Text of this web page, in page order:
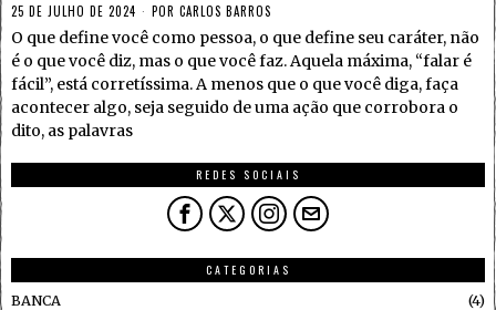
25 DE JULHO DE 2024 POR CARLOS BARROS
O que define você como pessoa, o que define seu caráter, não
é o que você diz, mas o que você faz. Aquela máxima, “falar é
fácil”, está corretíssima. A menos que o que você diga, faça
acontecer algo, seja seguido de uma ação que corrobora o
dito, as palavras
REDES SOCIAIS
CATEGORIAS
BANCA
4